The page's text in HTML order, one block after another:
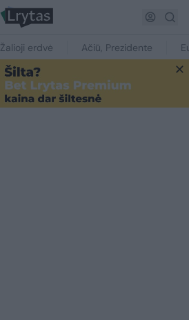
Žalioji erdvė Ačiū, Prezidente